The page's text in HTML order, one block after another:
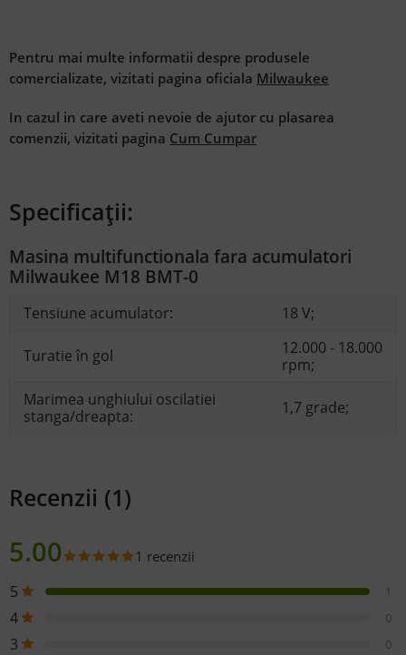
Pentru mai multe informatii despre produsele
comercializate, vizitati pagina oficiala Milwaukee
In cazul in care aveti nevoie de ajutor cu plasarea
comenzii, vizitati pagina Cum Cumpar
Specificații:
Masina multifunctionala fara acumulatori
Milwaukee M18 BMT-0
Tensiune acumulator: 18 V;
Turatie în gol
12.000 - 18.000
rpm;
Marimea unghiului oscilatiei
stanga/dreapta:
1,7 grade;
Recenzii (1)
5.00 1 recenzii
5 1
4 0
3 0